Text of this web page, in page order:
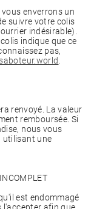
enverrons un
suivre votre colis
indésirable).
indique que ce
pas,
renvoyé. La valeur
remboursée. Si
nous vous
utilisant une
est endommagé